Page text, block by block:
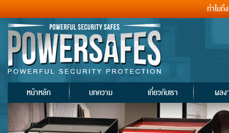
ทำไมถึ
หน้าหลัก บทความ เกี่ยวกับเรา ผลง